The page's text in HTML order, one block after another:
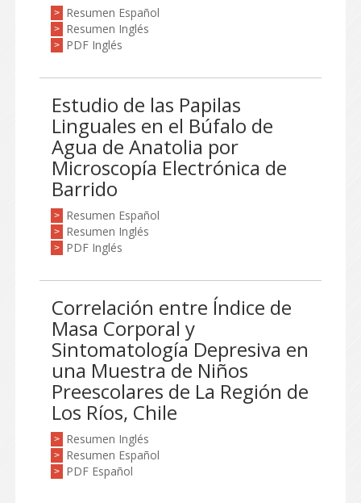
> Resumen Español
> Resumen Inglés
> PDF Inglés
Estudio de las Papilas
Linguales en el Búfalo de
Agua de Anatolia por
Microscopía Electrónica de
Barrido
> Resumen Español
> Resumen Inglés
> PDF Inglés
Correlación entre Índice de
Masa Corporal y
Sintomatología Depresiva en
una Muestra de Niños
Preescolares de La Región de
Los Ríos, Chile
> Resumen Inglés
> Resumen Español
> PDF Español